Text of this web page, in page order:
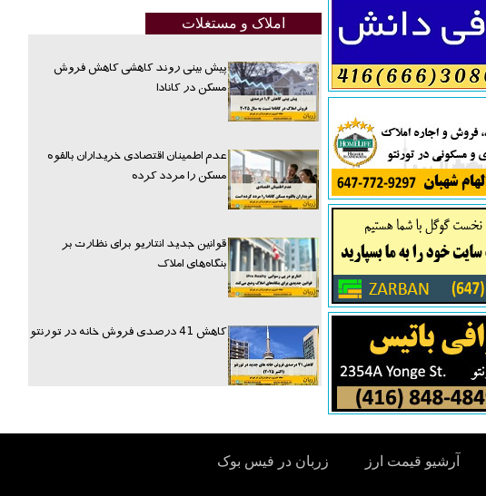
املاک و مستغلات
پیش بینی روند کاهشی کاهش فروش
مسکن در کانادا
عدم اطمینان اقتصادی خریداران بالقوه
مسکن را مردد کرده
قوانین جدید انتاریو برای نظارت بر
بنگاه‌های املاک
کاهش 41 درصدی فروش خانه در تورنتو
آرشیو قیمت ارز زربان در فیس بوک